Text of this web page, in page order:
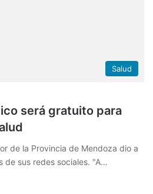
Salud
será gratuito para
de la Provincia de Mendoza dio a
de sus redes sociales. "A…